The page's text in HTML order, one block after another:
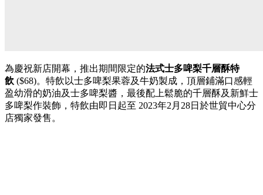
為慶祝新店開幕，推出期間限定的法式士多啤梨千層酥特
飲 ($68)。特飲以士多啤梨果蓉及牛奶製成，頂層鋪滿口感輕
盈幼滑的奶油及士多啤梨醬，最後配上鬆脆的千層酥及新鮮士
多啤梨作裝飾，特飲由即日起至 2023年2 月 28日於世貿中心分
店獨家發售。